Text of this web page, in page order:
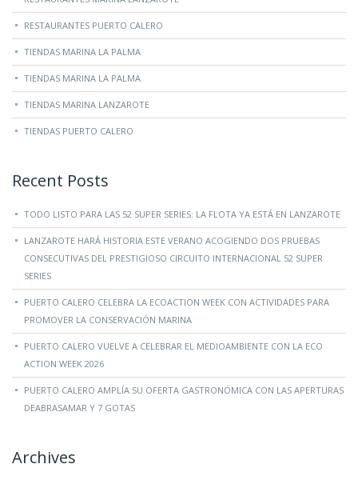
RESTAURANTES PUERTO CALERO
TIENDAS MARINA LA PALMA
TIENDAS MARINA LA PALMA
TIENDAS MARINA LANZAROTE
TIENDAS PUERTO CALERO
Recent Posts
TODO LISTO PARA LAS 52 SUPER SERIES: LA FLOTA YA ESTÁ EN LANZAROTE
LANZAROTE HARÁ HISTORIA ESTE VERANO ACOGIENDO DOS PRUEBAS
CONSECUTIVAS DEL PRESTIGIOSO CIRCUITO INTERNACIONAL 52 SUPER
SERIES
PUERTO CALERO CELEBRA LA ECOACTION WEEK CON ACTIVIDADES PARA
PROMOVER LA CONSERVACIÓN MARINA
PUERTO CALERO VUELVE A CELEBRAR EL MEDIOAMBIENTE CON LA ECO
ACTION WEEK 2026
PUERTO CALERO AMPLÍA SU OFERTA GASTRONÓMICA CON LAS APERTURAS
DEABRASAMAR Y 7 GOTAS
Archives